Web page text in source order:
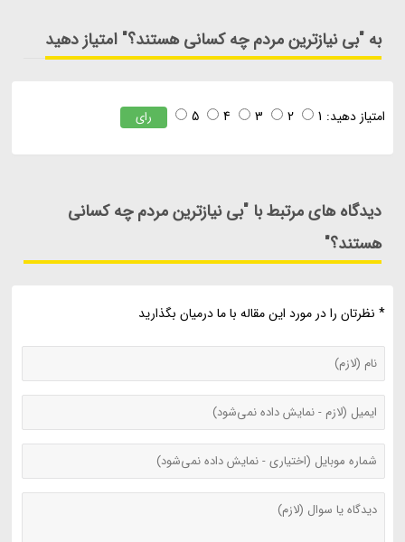
به "بی نیازترین مردم چه کسانی هستند؟" امتیاز دهید
امتیاز دهید: 1
2
3
4
5 رای
دیدگاه های مرتبط با "بی نیازترین مردم چه کسانی
هستند؟"
* نظرتان را در مورد این مقاله با ما درمیان بگذارید